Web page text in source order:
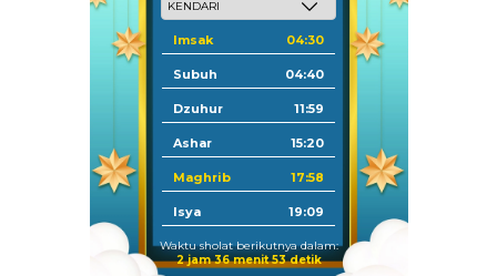
Imsak 04:30
Subuh 04:40
Dzuhur 11:59
Ashar 15:20
Maghrib 17:58
Isya 19:09
Waktu sholat berikutnya dalam:
2 jam 36 menit 53 detik